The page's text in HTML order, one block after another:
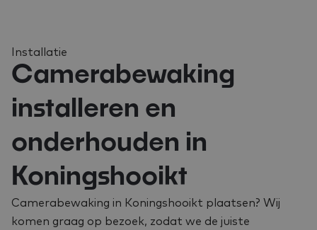
Installatie
Camerabewaking
installeren en
onderhouden in
Koningshooikt
Camerabewaking in Koningshooikt plaatsen? Wij
komen graag op bezoek, zodat we de juiste